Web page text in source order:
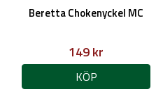
Beretta Chokenyckel MC
149 kr
KÖP